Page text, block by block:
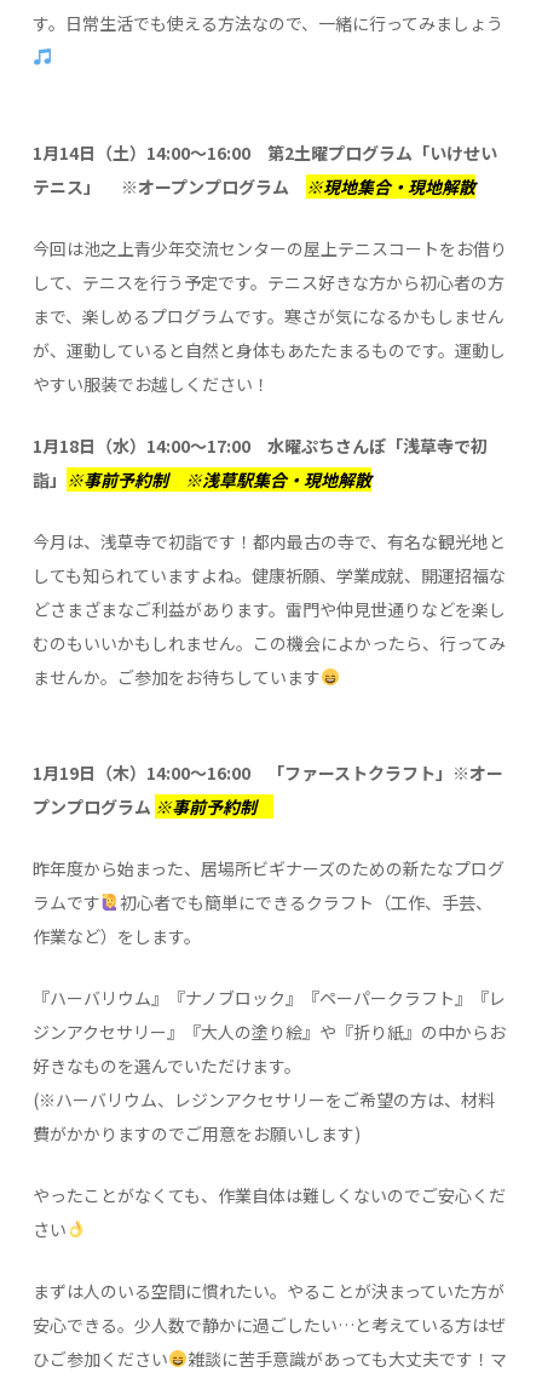
す。日常生活でも使える方法なので、一緒に行ってみましょう
1月14日（土）14:00～16:00 第2土曜プログラム「いけせい
テニス」 ※オープンプログラム
※現地集合・現地解散
今回は池之上青少年交流センターの屋上テニスコートをお借り
して、テニスを行う予定です。テニス好きな方から初心者の方
まで、楽しめるプログラムです。寒さが気になるかもしません
が、運動していると自然と身体もあたたまるものです。運動し
やすい服装でお越しください！
1月18日（水）14:00～17:00 水曜ぷちさんぽ「浅草寺で初
詣」 ※事前予約制 ※浅草駅集合・現地解散
今月は、浅草寺で初詣です！都内最古の寺で、有名な観光地と
しても知られていますよね。健康祈願、学業成就、開運招福な
どさまざまなご利益があります。雷門や仲見世通りなどを楽し
むのもいいかもしれません。この機会によかったら、行ってみ
ませんか。ご参加をお待ちしています
1月19日（木）14:00～16:00 「ファーストクラフト」※オー
プンプログラム ※事前予約制
昨年度から始まった、居場所ビギナーズのための新たなプログ
ラムです
初心者でも簡単にできるクラフト（工作、手芸、
作業など）をします。
『ハーバリウム』『ナノブロック』『ペーパークラフト』『レ
ジンアクセサリー』『大人の塗り絵』や『折り紙』の中からお
好きなものを選んでいただけます。
(※ハーバリウム、レジンアクセサリーをご希望の方は、材料
費がかかりますのでご用意をお願いします)
やったことがなくても、作業自体は難しくないのでご安心くだ
さい
まずは人のいる空間に慣れたい。やることが決まっていた方が
安心できる。少人数で静かに過ごしたい…と考えている方はぜ
ひご参加ください
雑談に苦手意識があっても大丈夫です！マ